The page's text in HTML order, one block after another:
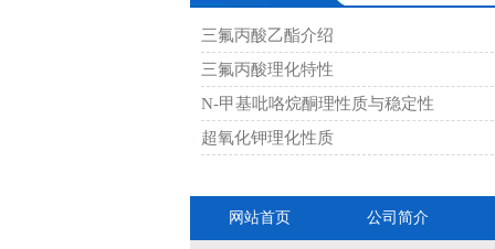
三氟丙酸乙酯介绍
三氟丙酸理化特性
N-甲基吡咯烷酮理性质与稳定性
超氧化钾理化性质
网站首页 公司简介